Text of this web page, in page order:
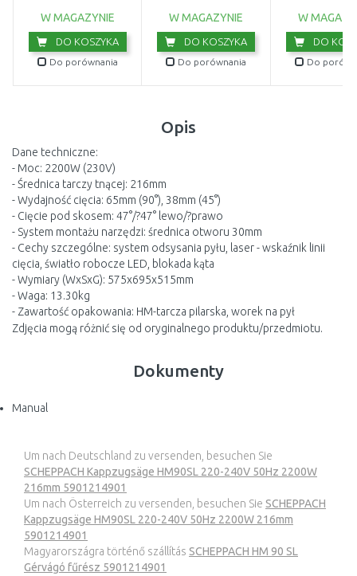
W MAGAZYNIE
DO KOSZYKA
Do porównania
W MAGAZYNIE
DO KOSZYKA
Do porównania
W
DO
Do
Opis
Dane techniczne:
- Moc: 2200W (230V)
- Średnica tarczy tnącej: 216mm
- Wydajność cięcia: 65mm (90°), 38mm (45°)
- Cięcie pod skosem: 47°/?47° lewo/?prawo
- System montażu narzędzi: średnica otworu 30mm
- Cechy szczególne: system odsysania pyłu, laser - wskaźnik linii
cięcia, światło robocze LED, blokada kąta
- Wymiary (WxSxG): 575x695x515mm
- Waga: 13.30kg
- Zawartość opakowania: HM-tarcza pilarska, worek na pył
Zdjęcia mogą różnić się od oryginalnego produktu/przedmiotu.
Dokumenty
Manual
Um nach Deutschland zu versenden, besuchen Sie
SCHEPPACH Kappzugsäge HM90SL 220-240V 50Hz 2200W
216mm 5901214901
Um nach Österreich zu versenden, besuchen Sie SCHEPPACH
Kappzugsäge HM90SL 220-240V 50Hz 2200W 216mm
5901214901
Magyarországra történő szállítás SCHEPPACH HM 90 SL
Gérvágó fűrész 5901214901